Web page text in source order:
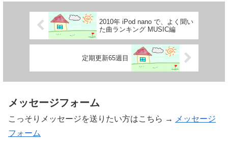
2010年 iPod nano で、よく聞い
た曲ランキング MUSIC編
定期更新65週目
メッセージフォーム
こっそりメッセージを送りたい方はこちら →
メッセージ
フォーム